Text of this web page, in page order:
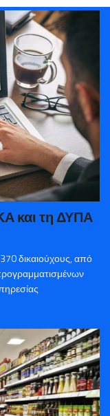
και τη ΔΥΠΑ
δικαιούχους, από